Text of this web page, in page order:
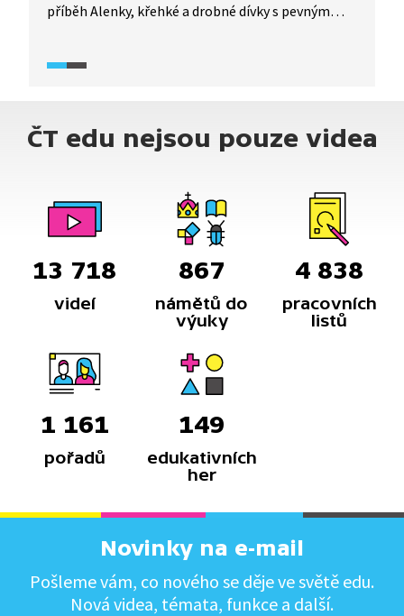
příběh Alenky, křehké a drobné dívky s pevným
spontánností a živelností. A jak se jí daří dnes?
traumatickou zkušenost, která výrazně ovlivnila
její následující životní období.
ČT edu nejsou pouze videa
13 718
videí
867
námětů do
výuky
4 838
pracovních
listů
1 161
pořadů
149
edukativních
her
Novinky na e-mail
Pošleme vám, co nového se děje ve světě edu.
Nová videa, témata, funkce a další.